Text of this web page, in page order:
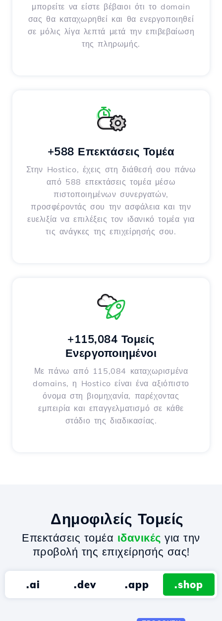
μπορείτε να είστε βέβαιοι ότι το domain
σας θα καταχωρηθεί και θα ενεργοποιηθεί
σε μόλις λίγα λεπτά μετά την επιβεβαίωση
της πληρωμής.
+588 Επεκτάσεις Τομέα
Στην Hostico, έχεις στη διάθεσή σου πάνω
από 588 επεκτάσεις τομέα μέσω
πιστοποιημένων συνεργατών,
προσφέροντάς σου την ασφάλεια και την
ευελιξία να επιλέξεις τον ιδανικό τομέα για
τις ανάγκες της επιχείρησής σου.
+115,084 Τομείς
Ενεργοποιημένοι
Με πάνω από 115,084 καταχωρισμένα
domains, η Hostico είναι ένα αξιόπιστο
όνομα στη βιομηχανία, παρέχοντας
εμπειρία και επαγγελματισμό σε κάθε
στάδιο της διαδικασίας.
Δημοφιλείς Τομείς
Επεκτάσεις τομέα ιδανικές για την
προβολή της επιχείρησής σας!
.ai .dev .app .shop